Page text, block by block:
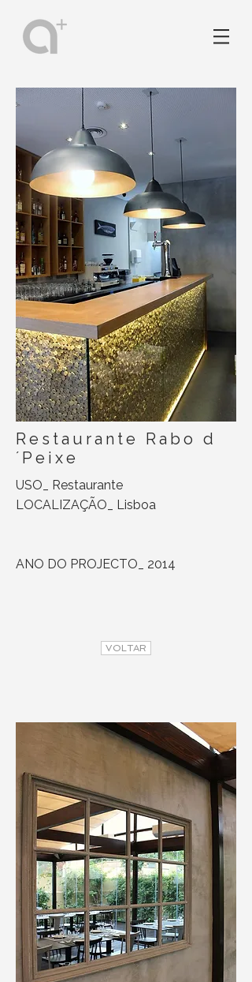
Restaurante Rabo d
´Peixe
USO_ Restaurante
LOCALIZAÇÃO_ Lisboa
ANO DO PROJECTO_ 2014
VOLTAR